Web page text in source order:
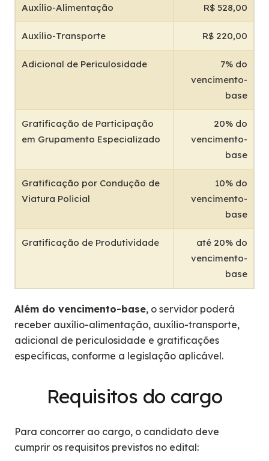
Auxílio-Alimentação R$ 528,00
Auxílio-Transporte R$ 220,00
Adicional de Periculosidade
7% do
vencimento-
base
Gratificação de Participação
em Grupamento Especializado
20% do
vencimento-
base
Gratificação por Condução de
Viatura Policial
10% do
vencimento-
base
Gratificação de Produtividade
até 20% do
vencimento-
base
Além do vencimento-base, o servidor poderá
receber auxílio-alimentação, auxílio-transporte,
adicional de periculosidade e gratificações
específicas, conforme a legislação aplicável.
Requisitos do cargo
Para concorrer ao cargo, o candidato deve
cumprir os requisitos previstos no edital: